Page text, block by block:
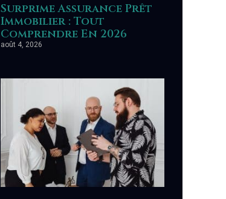
Surprime Assurance Prêt
Immobilier : Tout
Comprendre En 2026
août 4, 2026